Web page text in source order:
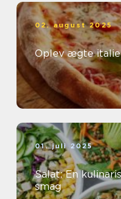
02. august 2025
Oplev ægte
01. juli 2025
Salat: En
smag